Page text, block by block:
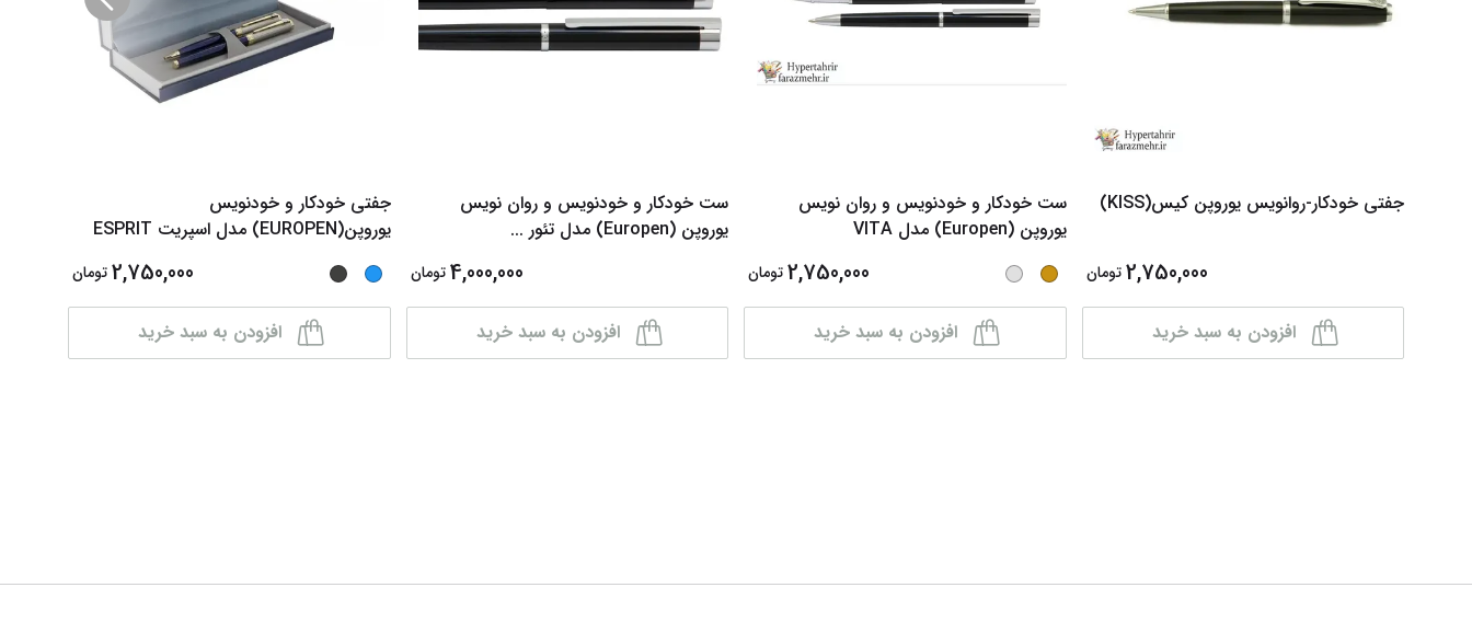
جفتی خودکار-روانویس یوروپن کیس(KISS)
2,750,000 تومان
افزودن به سبد خرید
ست خودکار و خودنویس و روان نویس
یوروپن (Europen) مدل VITA
2,750,000تومان
افزودن به سبد خرید
ست خودکار و خودنویس و روان نویس
یوروپن (Europen) مدل تئور
...
4,000,000 تومان
افزودن به سبد خرید
جفتی خودکار و خودنویس
یوروپن(EUROPEN) مدل اسپریت ESPRIT
2,750,000تومان
افزودن به سبد خرید